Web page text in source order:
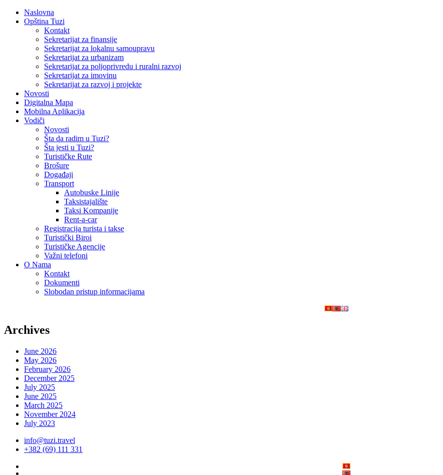
Naslovna
Opština Tuzi
Kontakt
Sekretarijat za finansije
Sekretarijat za lokalnu samoupravu
Sekretarijat za urbanizam
Sekretarijat za poljoprivredu i ruralni razvoj
Sekretarijat za imovinu
Sekretarijat za razvoj i projekte
Novosti
Digitalna Mapa
Mobilna Aplikacija
Vodiči
Novosti
Šta da radim u Tuzi?
Šta jesti u Tuzi?
Turističke Rute
Brošure
Događaji
Transport
Autobuske Linije
Taksistajalište
Taksi Kompanije
Rent-a-car
Registracija turista i takse
Turistički Biroi
Turističke Agencije
Važni telefoni
O Nama
Kontakt
Dokumenti
Slobodan pristup informacijama
Archives
June 2026
May 2026
February 2026
December 2025
July 2025
June 2025
March 2025
November 2024
July 2023
info@tuzi.travel
+382 (69) 111 331